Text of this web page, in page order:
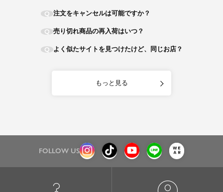
注文をキャンセルは可能ですか？
売り切れ商品の再入荷はいつ？
よく似たサイトを見つけたけど、同じお店？
もっと見る
FOLLOW US